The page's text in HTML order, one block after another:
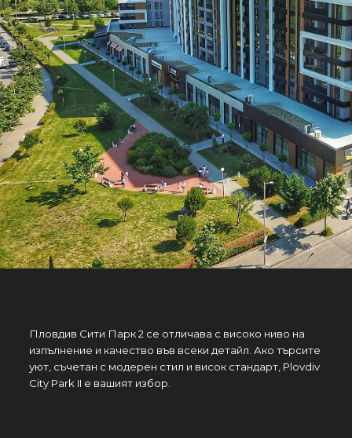
Пловдив Сити Парк 2 се отличава с високо ниво на
изпълнение и качество във всеки детайл. Ако търсите
уют, съчетан с модерен стил и висок стандарт, Plovdiv
City Park II е вашият избор.